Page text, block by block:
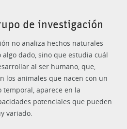
de investigación
no analiza hechos naturales
dado, sino que estudia cuál
al ser humano, que,
los animales que nacen con un
aparece en la
potenciales que pueden
variado.